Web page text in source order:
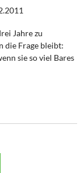
Jahre zu
die Frage bleibt:
sie so viel Bares